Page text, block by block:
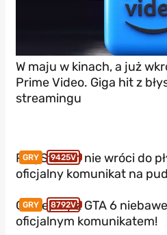
W maju w kinach, a już
Prime Video. Giga hit z
streamingu
GRY 9425V
PlayStation nie wróci do
oficjalny komunikat na
GRY 8792V
Gameplay z GTA 6
oficjalnym komunikatem!